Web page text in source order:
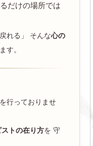
だけの場所では
れる」 そんな心の
す。
行っておりませ
トの在り方を 守